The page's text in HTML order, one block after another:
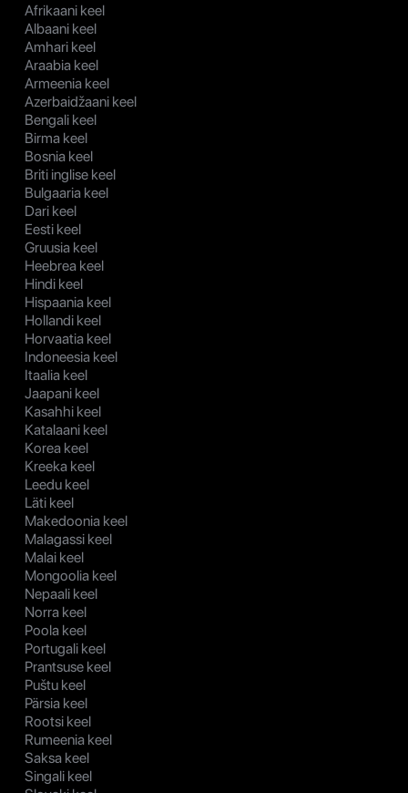
Afrikaani keel
Albaani keel
Amhari keel
Araabia keel
Armeenia keel
Azerbaidžaani keel
Bengali keel
Birma keel
Bosnia keel
Briti inglise keel
Bulgaaria keel
Dari keel
Eesti keel
Gruusia keel
Heebrea keel
Hindi keel
Hispaania keel
Hollandi keel
Horvaatia keel
Indoneesia keel
Itaalia keel
Jaapani keel
Kasahhi keel
Katalaani keel
Korea keel
Kreeka keel
Leedu keel
Läti keel
Makedoonia keel
Malagassi keel
Malai keel
Mongoolia keel
Nepaali keel
Norra keel
Poola keel
Portugali keel
Prantsuse keel
Puštu keel
Pärsia keel
Rootsi keel
Rumeenia keel
Saksa keel
Singali keel